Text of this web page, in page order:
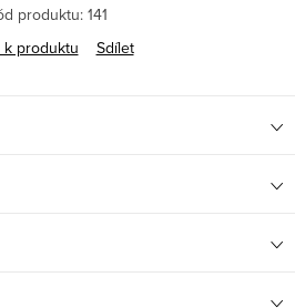
produktu: 141
k produktu
Sdílet